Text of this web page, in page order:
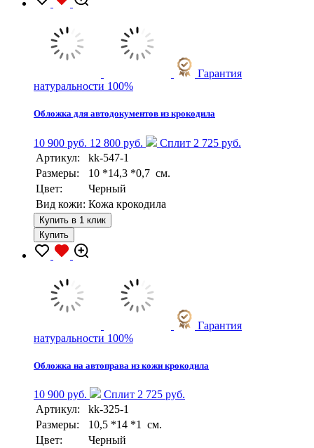
Гарантия
натуральности 100%
Обложка для автодокументов из крокодила
10 900 руб. 12 800 руб.
Сплит 2 725 руб.
Артикул:
kk-547-1
Размеры:
10 *14,3 *0,7 см.
Цвет:
Черный
Вид кожи: Кожа крокодила
Купить в 1 клик
Купить
Гарантия
натуральности 100%
Обложка на автоправа из кожи крокодила
10 900 руб.
Сплит 2 725 руб.
Артикул:
kk-325-1
Размеры:
10,5 *14 *1 см.
Цвет:
Черный